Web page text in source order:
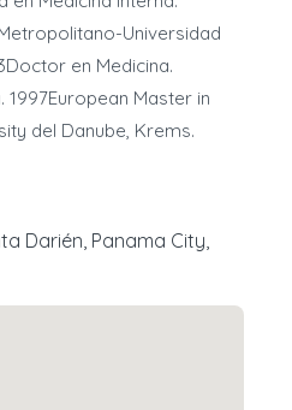
Universidad
en Medicina.
1997European Master in
del Danube, Krems.
Darién, Panama City,